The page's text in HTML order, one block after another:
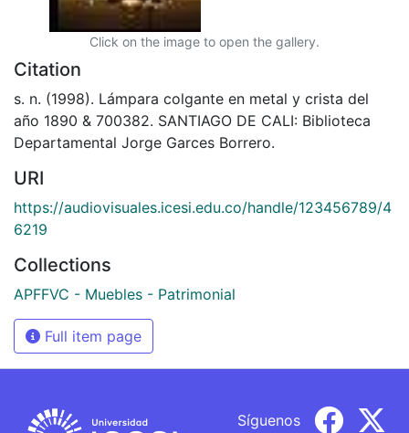
Click on the image to open the gallery.
Citation
s. n. (1998). Lámpara colgante en metal y crista del
año 1890 & 700382. SANTIAGO DE CALI: Biblioteca
Departamental Jorge Garces Borrero.
URI
https://audiovisuales.icesi.edu.co/handle/123456789/4
6219
Collections
APFFVC - Muebles - Patrimonial
Full item page
Síguenos